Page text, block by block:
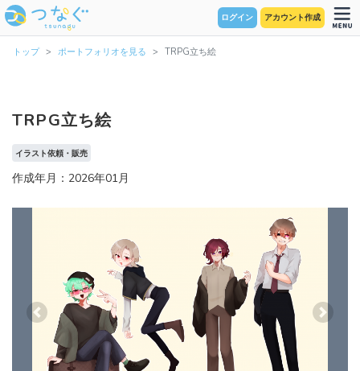
ログイン アカウント作成
トップ ポートフォリオを見る TRPG立ち絵
TRPG立ち絵
イラスト依頼・販売
作成年月：2026年01月
Previous Next